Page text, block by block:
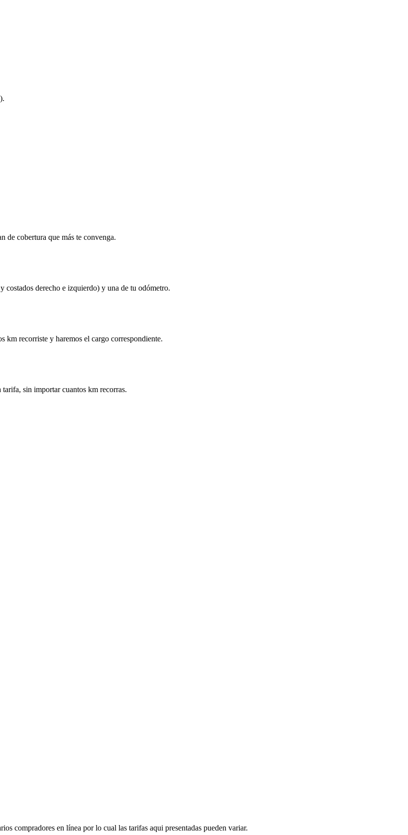
de cobertura que más te convenga.
costados derecho e izquierdo) y una de tu odómetro.
km recorriste y haremos el cargo correspondiente.
tarifa, sin importar cuantos km recorras.
compradores en línea por lo cual las tarifas aqui presentadas pueden variar.